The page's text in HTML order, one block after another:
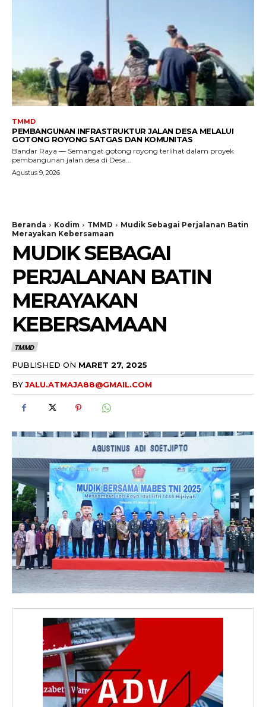
TMMD
PEMBANGUNAN INFRASTRUKTUR JALAN DESA MELALUI
GOTONG ROYONG SATGAS DAN KOMUNITAS
Bandar Raya — Semangat gotong royong terlihat dalam proyek
pembangunan jalan desa di Desa...
Agustus 9, 2026